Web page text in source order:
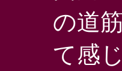
の道
て感